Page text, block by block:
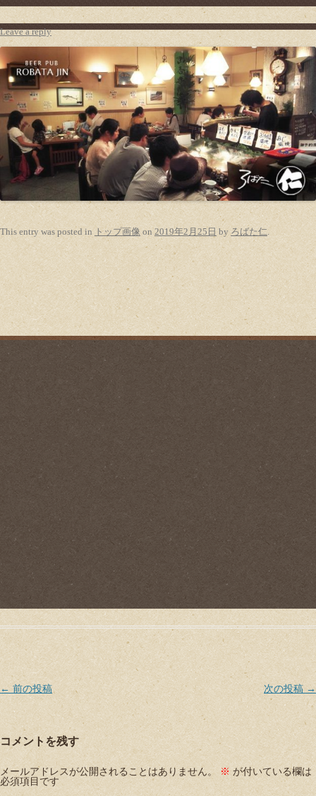
Leave a reply
This entry was posted in トップ画像 on 2019年2月25日 by ろばた仁
Post navigation
← 前の投稿 次の投稿 →
コメントを残す
メールアドレスが公開されることはありません。 ※ が付いている欄は
必須項目です